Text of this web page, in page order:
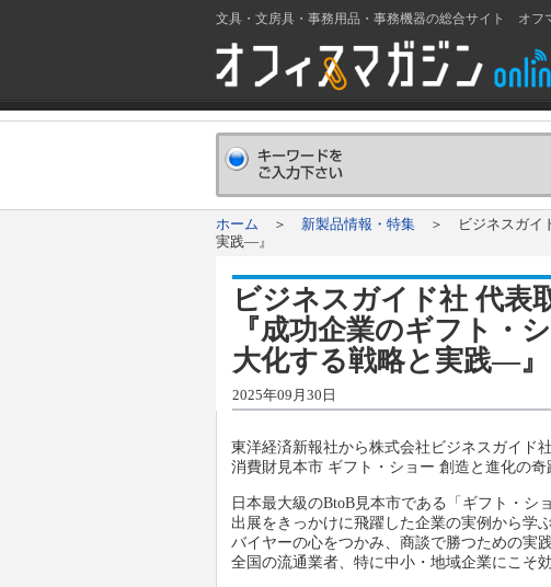
文具・文房具・事務用品・事務機器の総合サイト オフ
ホーム ＞ 新製品情報・特集 ＞ ビジネスガイド
実践―』
ビジネスガイド社 代表
『成功企業のギフト・
大化する戦略と実践―』
2025年09月30日
東洋経済新報社から株式会社ビジネスガイ
消費財見本市 ギフト・ショー 創造と進化の奇
日本最大級のBtoB見本市である「ギフト・ショ
出展をきっかけに飛躍した企業の実例から学
バイヤーの心をつかみ、商談で勝つための実
全国の流通業者、特に中小・地域企業にこそ